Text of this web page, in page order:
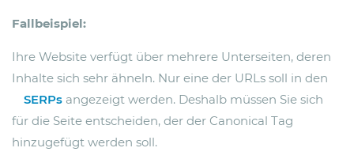
Fallbeispiel:
Ihre Website verfügt über mehrere Unterseiten, deren
Inhalte sich sehr ähneln. Nur eine der URLs soll in den
SERPs angezeigt werden. Deshalb müssen Sie sich
für die Seite entscheiden, der der Canonical Tag
hinzugefügt werden soll.